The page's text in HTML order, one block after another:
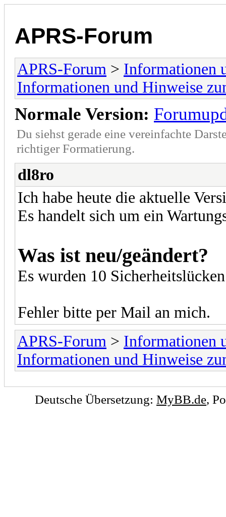
APRS-Forum
APRS-Forum > Informationen
Informationen und Hinweise
Normale Version:
Du siehst gerade eine vereinfachte
richtiger Formatierung.
dl8ro
Ich habe heute die aktuelle
Es handelt sich um ein
Was ist neu/geändert?
Es wurden 10
Fehler bitte per Mail an mich.
APRS-Forum > Informationen
Informationen und Hinweise
Deutsche Übersetzung: MyBB.de,